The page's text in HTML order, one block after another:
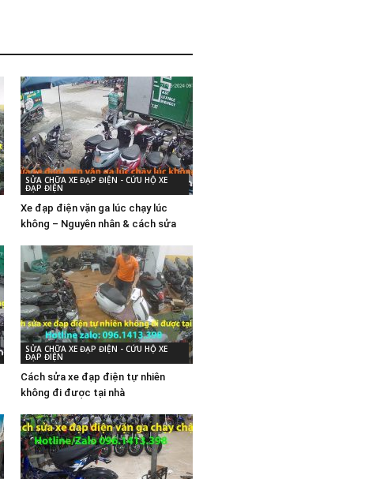
SỬA CHỮA XE ĐẠP ĐIỆN - CỨU HỘ XE
ĐẠP ĐIỆN
Xe đạp điện vặn ga lúc chạy lúc
không – Nguyên nhân & cách sửa
SỬA CHỮA XE ĐẠP ĐIỆN - CỨU HỘ XE
ĐẠP ĐIỆN
Cách sửa xe đạp điện tự nhiên
không đi được tại nhà